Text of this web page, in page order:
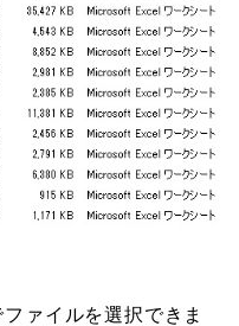
ァイルを選択できま